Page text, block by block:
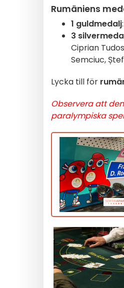
Rumäniens
1 guldmedalj
3
Ciprian
Semciuc,
Lycka till för
Observera att
paralympiska